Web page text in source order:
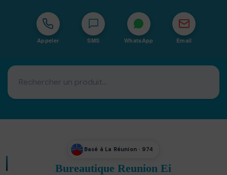
Appeler SMS WhatsApp Email
Basé à La Réunion · 974
Bureautique Reunion Ei